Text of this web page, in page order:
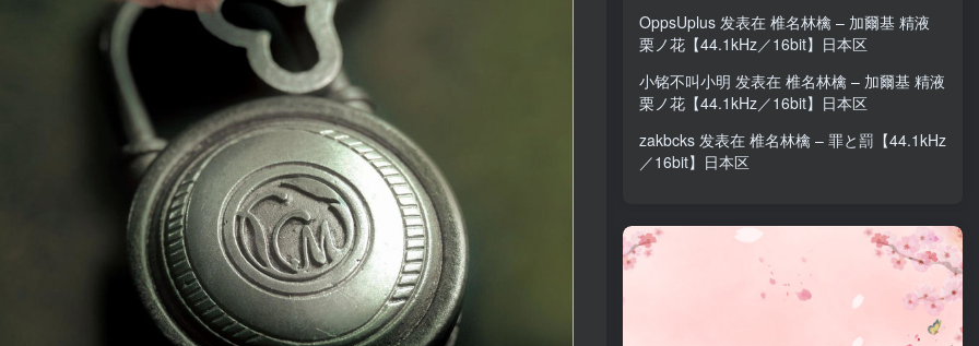
OppsUplus 发表在 椎名林檎 – 加爾基 精液
栗ノ花【44.1kHz／16bit】日本区
小铭不叫小明 发表在 椎名林檎 – 加爾基 精液
栗ノ花【44.1kHz／16bit】日本区
zakbcks 发表在 椎名林檎 – 罪と罰【44.1kHz
／16bit】日本区